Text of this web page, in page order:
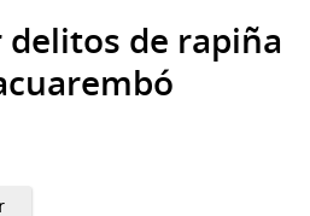
delitos de rapiña